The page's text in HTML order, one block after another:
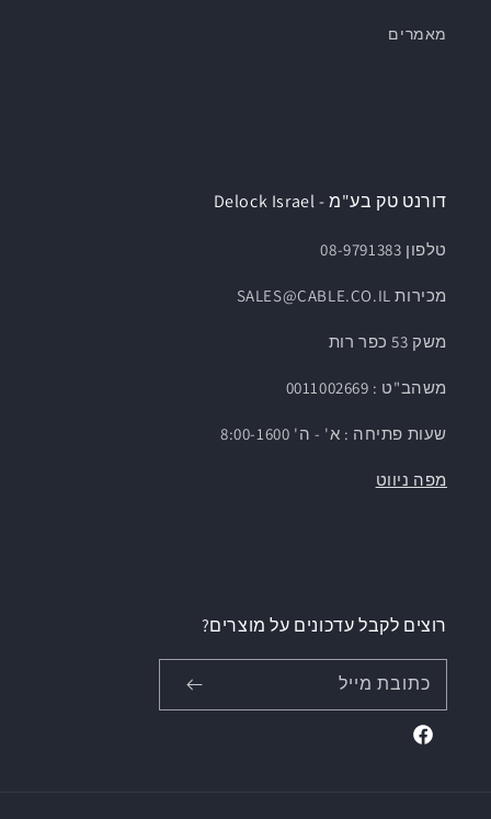
מאמרים
דורנט טק בע"מ - Delock Israel
טלפון 08-9791383
מכירות SALES@CABLE.CO.IL
משק 53 כפר רות
משהב"ט : 0011002669
שעות פתיחה : א' - ה' 8:00-1600
מפה ניווט
רוצים לקבל עדכונים על מוצרים?
כתובת מייל
Facebook